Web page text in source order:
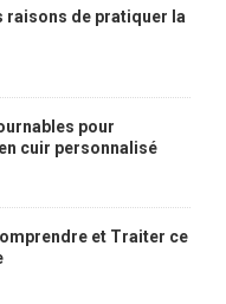
raisons de pratiquer la
pour
cuir personnalisé
et Traiter ce